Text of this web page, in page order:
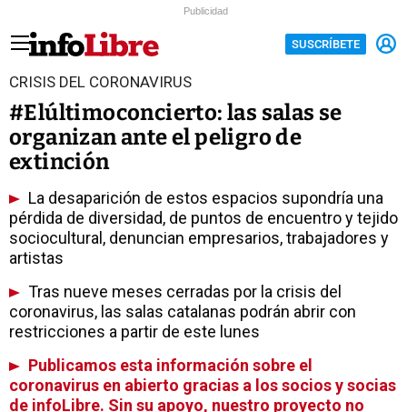
Publicidad
SUSCRÍBETE
CRISIS DEL CORONAVIRUS
#Elúltimoconcierto: las salas se
organizan ante el peligro de
extinción
La desaparición de estos espacios supondría una
pérdida de diversidad, de puntos de encuentro y tejido
sociocultural, denuncian empresarios, trabajadores y
artistas
Tras nueve meses cerradas por la crisis del
coronavirus, las salas catalanas podrán abrir con
restricciones a partir de este lunes
Publicamos esta información sobre el
coronavirus en abierto gracias a los socios y socias
de infoLibre. Sin su apoyo, nuestro proyecto no